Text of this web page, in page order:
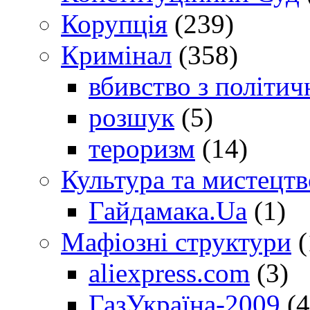
Корупція (239)
Кримінал (358)
вбивство з
розшук (5)
тероризм (14)
Культура та
Гайдамака.Ua (1)
Мафіозні структури
aliexpress.com (3)
ГазУкраїна-2009